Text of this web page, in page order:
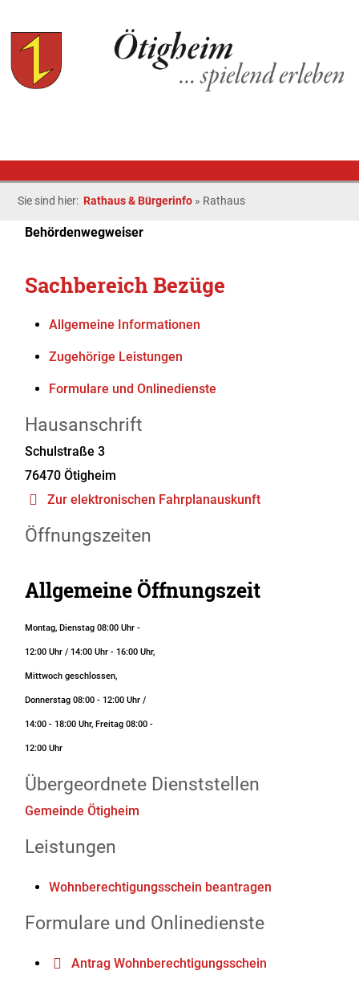
Sie sind hier: Rathaus & Bürgerinfo » Rathaus
Behördenwegweiser
Sachbereich Bezüge
Allgemeine Informationen
Zugehörige Leistungen
Formulare und Onlinedienste
Hausanschrift
Schulstraße 3
76470 Ötigheim
Zur elektronischen Fahrplanauskunft
Öffnungszeiten
Allgemeine Öffnungszeit
Montag, Dienstag 08:00 Uhr -
12:00 Uhr / 14:00 Uhr - 16:00 Uhr,
Mittwoch geschlossen,
Donnerstag 08:00 - 12:00 Uhr /
14:00 - 18:00 Uhr, Freitag 08:00 -
12:00 Uhr
Übergeordnete Dienststellen
Gemeinde Ötigheim
Leistungen
Wohnberechtigungsschein beantragen
Formulare und Onlinedienste
Antrag Wohnberechtigungsschein